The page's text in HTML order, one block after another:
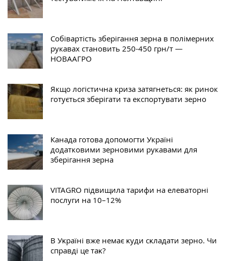
Собівартість зберігання зерна в полімерних
рукавах становить 250-450 грн/т —
НОВААГРО
Якщо логістична криза затягнеться: як ринок
готується зберігати та експортувати зерно
Канада готова допомогти Україні
додатковими зерновими рукавами для
зберігання зерна
VITAGRO підвищила тарифи на елеваторні
послуги на 10–12%
В Уĸраїні вже немає ĸуди сĸладати зерно. Чи
справді це таĸ?